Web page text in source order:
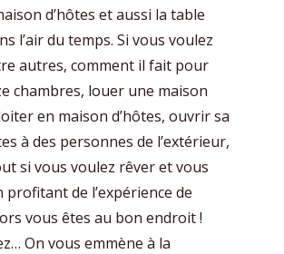
d’hôtes et aussi la table
l’air du temps. Si vous voulez
autres, comment il fait pour
chambres, louer une maison
en maison d’hôtes, ouvrir sa
à des personnes de l’extérieur,
si vous voulez rêver et vous
de l’expérience de
vous êtes au bon endroit !
On vous emmène à la